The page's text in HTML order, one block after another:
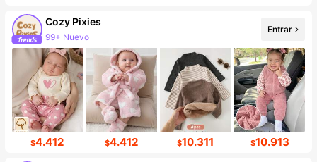
Cozy Pixies
99+ Nuevo
Entrar
$4.412 $4.412 $10.311 $10.913